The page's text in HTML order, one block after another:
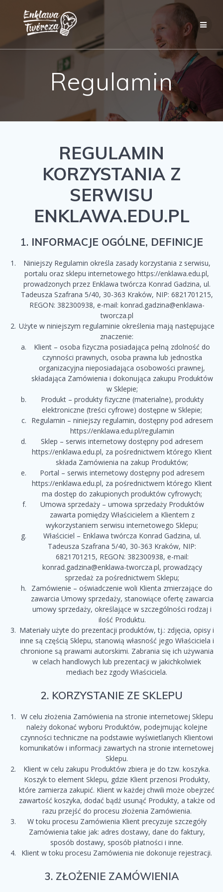
Regulamin
REGULAMIN
KORZYSTANIA Z
SERWISU
ENKLAWA.EDU.PL
1. INFORMACJE OGÓLNE, DEFINICJE
Niniejszy Regulamin określa zasady korzystania z serwisu,
portalu oraz sklepu internetowego https://enklawa.edu.pl,
prowadzonych przez Enklawa twórcza Konrad Gadzina, ul.
Tadeusza Szafrana 5/40, 30-363 Kraków, NIP: 6821701215,
REGON: 382300938, e-mail: konrad.gadzina@enklawa-
tworcza.pl
Użyte w niniejszym regulaminie określenia mają następujące
znaczenie:
Klient – osoba fizyczna posiadająca pełną zdolność do
czynności prawnych, osoba prawna lub jednostka
organizacyjna nieposiadająca osobowości prawnej,
składająca Zamówienia i dokonująca zakupu Produktów
w Sklepie;
Produkt – produkty fizyczne (materialne), produkty
elektroniczne (treści cyfrowe) dostępne w Sklepie;
Regulamin – niniejszy regulamin, dostępny pod adresem
https://enklawa.edu.pl/regulamin
Sklep – serwis internetowy dostępny pod adresem
https://enklawa.edu.pl, za pośrednictwem którego Klient
składa Zamówienia na zakup Produktów;
Portal – serwis internetowy dostępny pod adresem
https://enklawa.edu.pl, za pośrednictwem którego Klient
ma dostęp do zakupionych produktów cyfrowych;
Umowa sprzedaży – umowa sprzedaży Produktów
zawarta pomiędzy Właścicielem a Klientem z
wykorzystaniem serwisu internetowego Sklepu;
Właściciel – Enklawa twórcza Konrad Gadzina, ul.
Tadeusza Szafrana 5/40, 30-363 Kraków, NIP:
6821701215, REGON: 382300938, e-mail:
konrad.gadzina@enklawa-tworcza.pl, prowadzący
sprzedaż za pośrednictwem Sklepu;
Zamówienie – oświadczenie woli Klienta zmierzające do
zawarcia Umowy sprzedaży, stanowiące ofertę zawarcia
umowy sprzedaży, określające w szczególności rodzaj i
ilość Produktu.
Materiały użyte do prezentacji produktów, tj.: zdjęcia, opisy i
inne są częścią Sklepu, stanowią własność jego Właściciela i
chronione są prawami autorskimi. Zabrania się ich używania
w celach handlowych lub prezentacji w jakichkolwiek
mediach bez zgody Właściciela.
2. KORZYSTANIE ZE SKLEPU
W celu złożenia Zamówienia na stronie internetowej Sklepu
należy dokonać wyboru Produktów, podejmując kolejne
czynności techniczne na podstawie wyświetlanych Klientowi
komunikatów i informacji zawartych na stronie internetowej
Sklepu.
Klient w celu zakupu Produktów zbiera je do tzw. koszyka.
Koszyk to element Sklepu, gdzie Klient przenosi Produkty,
które zamierza zakupić. Klient w każdej chwili może obejrzeć
zawartość koszyka, dodać bądź usunąć Produkty, a także od
razu przejść do procesu złożenia Zamówienia.
W toku procesu Zamówienia Klient precyzuje szczegóły
Zamówienia takie jak: adres dostawy, dane do faktury,
sposób dostawy, sposób płatności i inne.
Klient w toku procesu Zamówienia nie dokonuje rejestracji.
3. ZŁOŻENIE ZAMÓWIENIA